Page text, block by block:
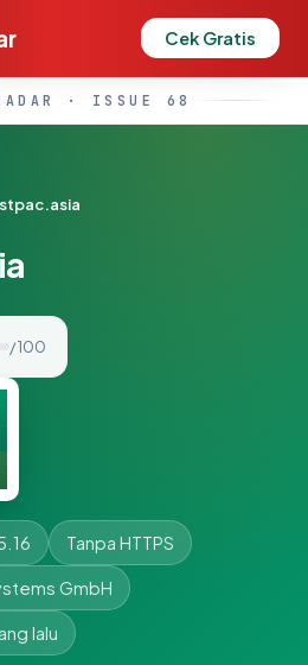
Cek Gratis
· ISSUE 68
/ 100
Tanpa HTTPS
GmbH
lalu